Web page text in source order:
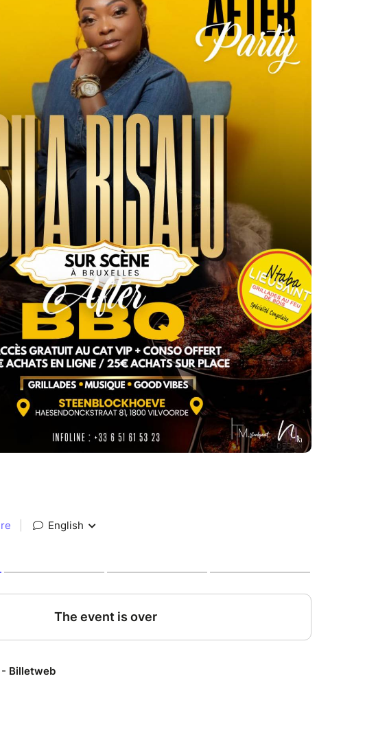
81, 1800 Vilvoorde
occasion unique de clôturer le week-end dans une
et festive aux côtés de Sila BISALU !